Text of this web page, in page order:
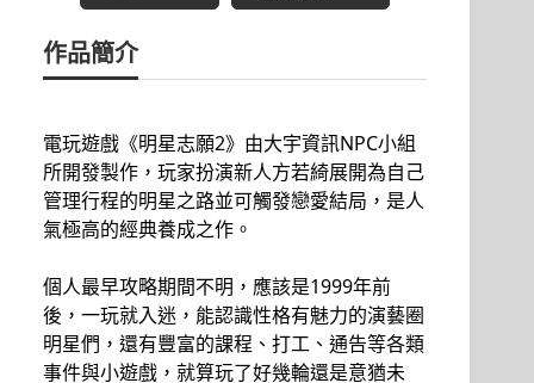
作品簡介
電玩遊戲《明星志願2》由大宇資訊NPC小組
所開發製作，玩家扮演新人方若綺展開為自己
管理行程的明星之路並可觸發戀愛結局，是人
氣極高的經典養成之作。
個人最早攻略期間不明，應該是1999年前
後，一玩就入迷，能認識性格有魅力的演藝圈
明星們，還有豐富的課程、打工、通告等各類
事件與小遊戲，就算玩了好幾輪還是意猶未